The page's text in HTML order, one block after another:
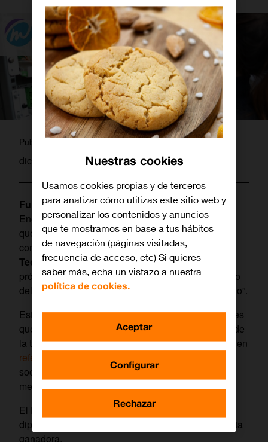
Publicado porlaura
diciembre 18, 2018
Fundación Orange, en colaboración con los
Encuentros “Mujeres que transforman el Mundo
que organiza el Ayuntamiento de Segovia, ha
convocado la 4ª edición del “Premio Mujer y
Tecnología”, cuya ganadora se decidirá antes del
próximo 1 de marzo y se dará a conocer en el marco
del IX Encuentro “Mujeres que transforman el Mundo”.
Este reconocimiento distingue anualmente a mujeres
que destacan por su especial labor en los ámbitos de
la tecnología y la innovación social, convirtiéndose en
referentes en el avance
sociedad a través del desarrollo de proyectos que
mejoran la calidad de la vida diaria de la personas.
El Premio está dotado con 4.000 euros brutos y
diploma acreditativo para el proyecto de la candidata
ganadora.
Nuestras cookies
Usamos cookies propias y de terceros
para analizar cómo utilizas este sitio web y
personalizar los contenidos y anuncios
que te mostramos en base a tus hábitos
de navegación (páginas visitadas,
frecuencia de acceso, etc) Si quieres
saber más, echa un vistazo a nuestra
política de cookies.
Configurar
Rechazar
Aceptar